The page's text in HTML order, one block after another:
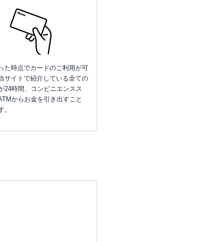
た時点でカードのご利用が可
サイトで紹介している全ての
24時間、コンビニエンスス
からお金を引き出すこと
。